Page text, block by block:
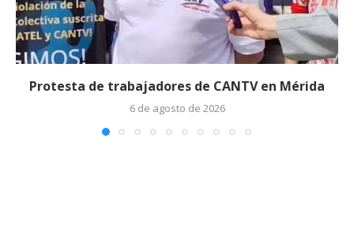
Protesta de trabajadores de CANTV en Mérida
6 de agosto de 2026